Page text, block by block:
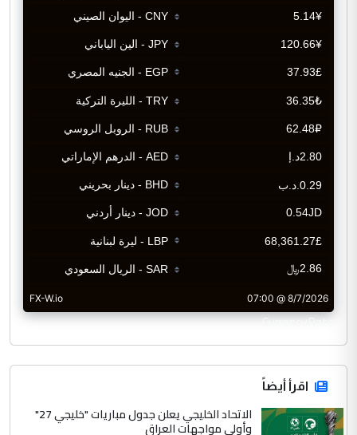
CurrencyRate
اقرأ أيضاً
الاتحاد الخليجي يعلن جدول مباريات "خليجي 27"
وأولى مواجهات العراق